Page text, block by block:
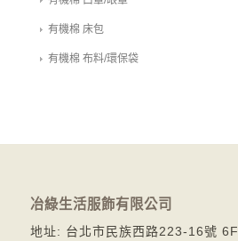
有機棉 床包
有機棉 布料/環保袋
冶綠生活服飾有限公司
地址: 台北市民族西路223-16號 6F